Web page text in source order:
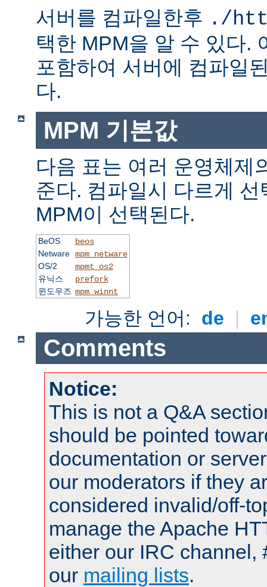
서버를 컴파일한후 ./
택한 MPM을 알 수 있다.
포함하여 서버에 컴파일
다.
MPM 기본값
다음 표는 여러 운영체제
준다. 컴파일시 다르게
MPM이 선택된다.
BeOS
beos
Netware mpm_netware
OS/2
mpmt_os2
유닉스
prefork
윈도우즈 mpm_winnt
가능한 언어: de |
Comments
Notice:
This is not a Q&A
should be pointed
documentation or
our moderators if they
considered invalid/off-
manage the Apache
either our IRC channel,
our mailing lists.